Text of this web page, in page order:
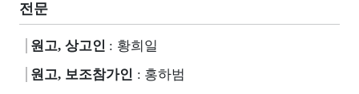
전문
원고, 상고인 : 황희일
원고, 보조참가인 : 홍하범